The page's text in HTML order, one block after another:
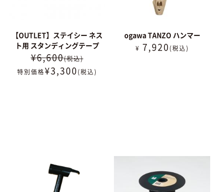
【OUTLET】ステイシー ネス
ト用 スタンディングテープ
¥6,600(税込)
特別価格¥3,300 (税込)
ogawa TANZO ハンマー
¥ 7,920 (税込)